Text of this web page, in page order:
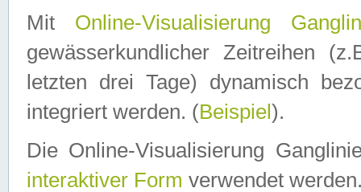
Mit Online-Visualisierung
gewässerkundlicher Zeitreihen
letzten drei Tage) dynamisch
integriert werden. (Beispiel ).
Die Online-Visualisierung
interaktiver Form verwendet